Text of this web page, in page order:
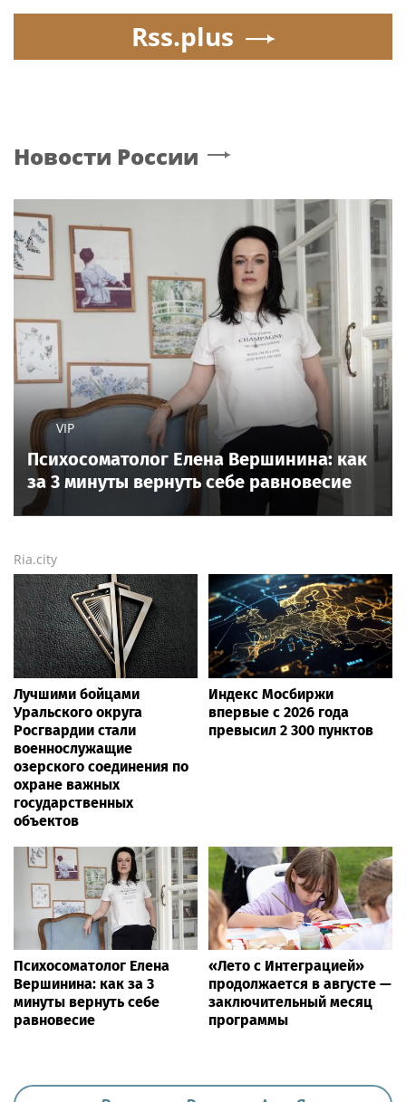
Rss.plus
Новости России
VIP
Психосоматолог Елена Вершинина: как
за 3 минуты вернуть себе равновесие
Ria.city
Лучшими бойцами
Уральского округа
Росгвардии стали
военнослужащие
озерского соединения по
охране важных
государственных
объектов
Индекс Мосбиржи
впервые с 2026 года
превысил 2 300 пунктов
Психосоматолог Елена
Вершинина: как за 3
минуты вернуть себе
равновесие
«Лето с Интеграцией»
продолжается в августе —
заключительный месяц
программы